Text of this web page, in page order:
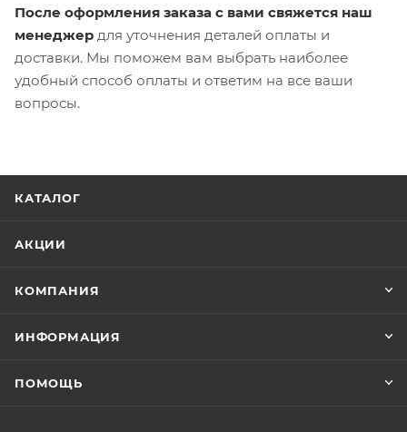
После оформления заказа с вами свяжется наш
менеджер для уточнения деталей оплаты и
доставки. Мы поможем вам выбрать наиболее
удобный способ оплаты и ответим на все ваши
вопросы.
КАТАЛОГ
АКЦИИ
КОМПАНИЯ
ИНФОРМАЦИЯ
ПОМОЩЬ